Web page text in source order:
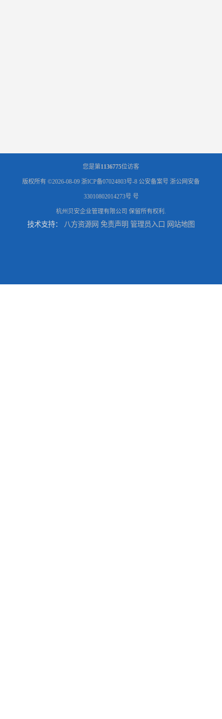
您是第1136775位访客
版权所有 ©2026-08-09 浙ICP备07024803号-8 公安备案号 浙公网安备
33010802014273号 号
杭州贝安企业管理有限公司 保留所有权利.
技术支持： 八方资源网 免责声明 管理员入口 网站地图